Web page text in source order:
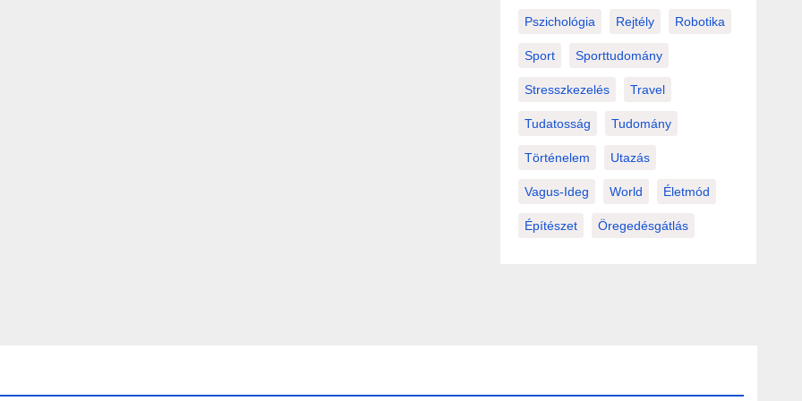
Pszichológia Rejtély Robotika
Sport Sporttudomány
Stresszkezelés Travel
Tudatosság Tudomány
Történelem Utazás
Vagus-Ideg World Életmód
Építészet Öregedésgátlás